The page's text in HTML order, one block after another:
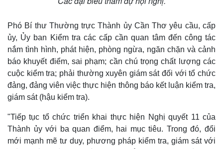
Phó Bí thư Thường trực Thành ủy Cần Thơ yêu cầu, cấp
ủy, Ủy ban Kiểm tra các cấp cần quan tâm đến công tác
nắm tình hình, phát hiện, phòng ngừa, ngăn chặn và cảnh
báo khuyết điểm, sai phạm; cần chú trọng chất lượng các
cuộc kiểm tra; phải thường xuyên giám sát đối với tổ chức
đảng, đảng viên việc thực hiện thông báo kết luận kiểm tra,
giám sát (hậu kiểm tra).
"Tiếp tục tổ chức triển khai thực hiện Nghị quyết 11 của
Thành ủy với ba quan điểm, hai mục tiêu. Trong đó, đổi
mới mạnh mẽ tư duy, phương pháp kiểm tra, giám sát với